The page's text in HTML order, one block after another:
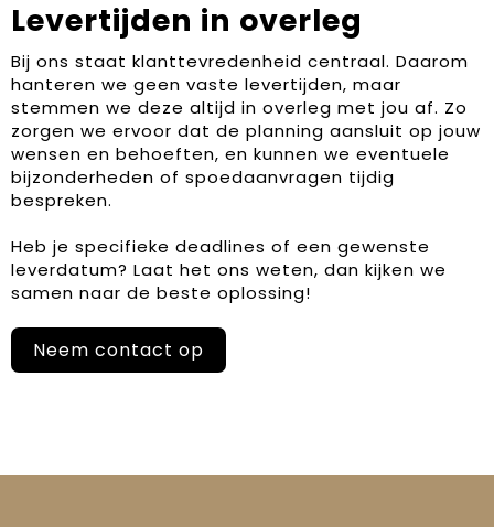
Levertijden in overleg
Bij ons staat klanttevredenheid centraal. Daarom
hanteren we geen vaste levertijden, maar
stemmen we deze altijd in overleg met jou af. Zo
zorgen we ervoor dat de planning aansluit op jouw
wensen en behoeften, en kunnen we eventuele
bijzonderheden of spoedaanvragen tijdig
bespreken.
Heb je specifieke deadlines of een gewenste
leverdatum? Laat het ons weten, dan kijken we
samen naar de beste oplossing!
Neem contact op